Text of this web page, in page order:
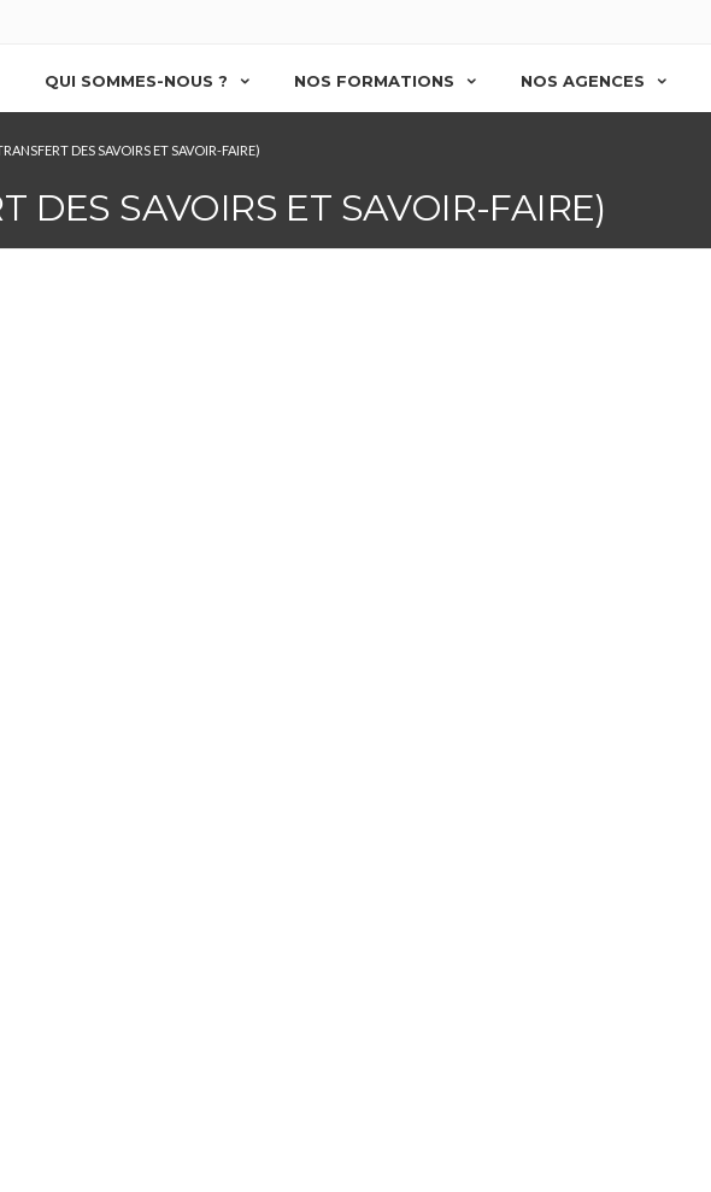
QUI SOMMES-NOUS ? NOS FORMATIONS NOS AGENCES
DES SAVOIRS ET SAVOIR-FAIRE)
DES SAVOIRS ET SAVOIR-FAIRE)